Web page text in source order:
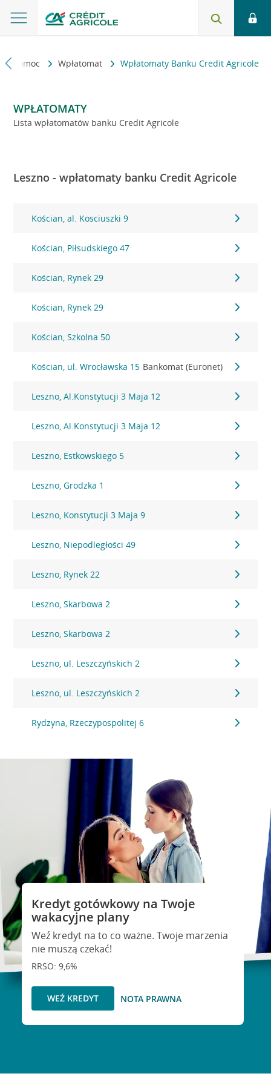
i pomoc Wpłatomat Wpłatomaty Banku Credit Agricole
WPŁATOMATY
Lista wpłatomatów banku Credit Agricole
Leszno - wpłatomaty banku Credit Agricole
Kościan, al. Kosciuszki 9
Kościan, Piłsudskiego 47
Kościan, Rynek 29
Kościan, Rynek 29
Kościan, Szkolna 50
Kościan, ul. Wrocławska 15 Bankomat (Euronet)
Leszno, Al.Konstytucji 3 Maja 12
Leszno, Al.Konstytucji 3 Maja 12
Leszno, Estkowskiego 5
Leszno, Grodzka 1
Leszno, Konstytucji 3 Maja 9
Leszno, Niepodległości 49
Leszno, Rynek 22
Leszno, Skarbowa 2
Leszno, Skarbowa 2
Leszno, ul. Leszczyńskich 2
Leszno, ul. Leszczyńskich 2
Rydzyna, Rzeczypospolitej 6
Kredyt gotówkowy na Twoje
wakacyjne plany
Weź kredyt na to co ważne. Twoje marzenia
nie muszą czekać!
RRSO: 9,6%
WEŹ KREDYT NOTA PRAWNA